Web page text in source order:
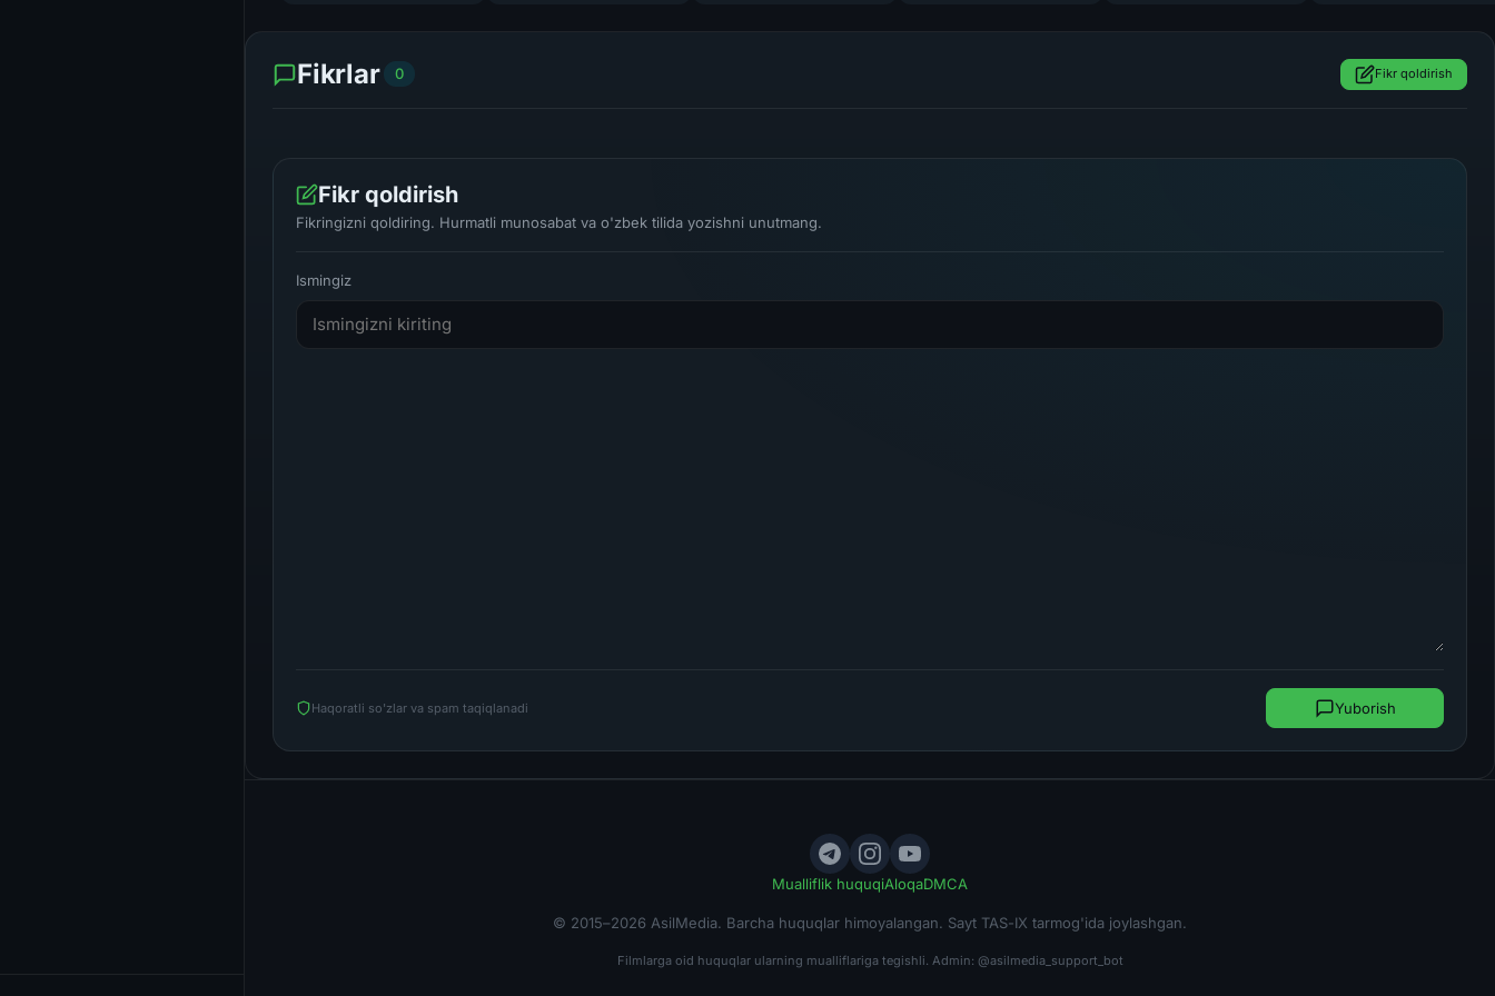
Fikrlar 0 Fikr qoldirish
Fikr qoldirish
Fikringizni qoldiring. Hurmatli munosabat va o'zbek tilida yozishni unutmang.
Ismingiz
Haqoratli so'zlar va spam taqiqlanadi Yuborish
Mualliflik huquqiAloqaDMCA
© 2015–2026 AsilMedia. Barcha huquqlar himoyalangan. Sayt TAS-IX tarmog'ida joylashgan.
Filmlarga oid huquqlar ularning mualliflariga tegishli. Admin: @asilmedia_support_bot